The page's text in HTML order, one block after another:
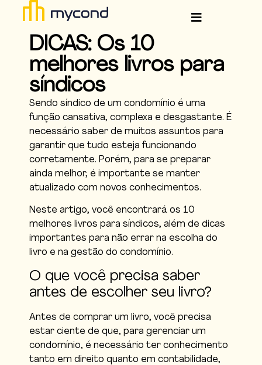
DICAS: Os 10
melhores livros para
síndicos
Sendo síndico de um condomínio é uma
função cansativa, complexa e desgastante. É
necessário saber de muitos assuntos para
garantir que tudo esteja funcionando
corretamente. Porém, para se preparar
ainda melhor, é importante se manter
atualizado com novos conhecimentos.
Neste artigo, você encontrará os 10
melhores livros para síndicos, além de dicas
importantes para não errar na escolha do
livro e na gestão do condomínio.
O que você precisa saber
antes de escolher seu livro?
Antes de comprar um livro, você precisa
estar ciente de que, para gerenciar um
condomínio, é necessário ter conhecimento
tanto em direito quanto em contabilidade,